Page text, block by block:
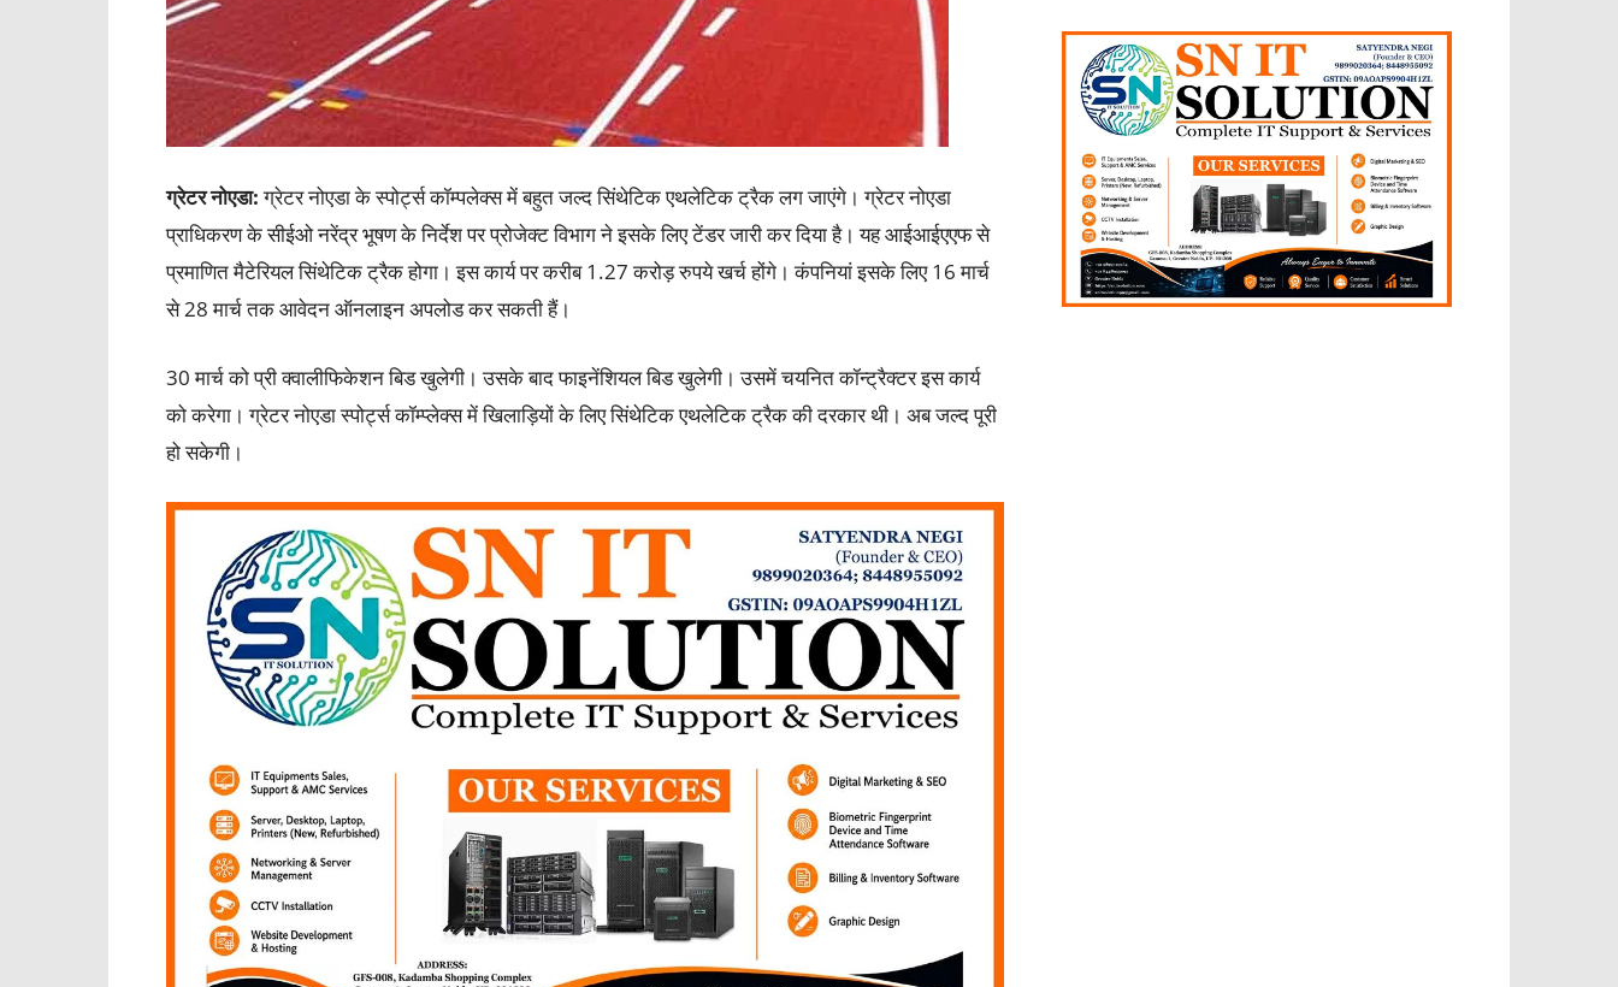
ग्रेटर नोएडा:ग्रेटर नोएडा के स्पोर्ट्स कॉम्पलेक्स में बहुत जल्द सिंथेटिक एथलेटिक ट्रैक लग जाएंगे। ग्रेटर नोएडा
प्राधिकरण के सीईओ नरेंद्र भूषण के निर्देश पर प्रोजेक्ट विभाग ने इसके लिए टेंडर जारी कर दिया है। यह आईआईएएफ से
प्रमाणित मैटेरियल सिंथेटिक ट्रैक होगा। इस कार्य पर करीब 1.27 करोड़ रुपये खर्च होंगे। कंपनियां इसके लिए 16 मार्च
से 28 मार्च तक आवेदन ऑनलाइन अपलोड कर सकती हैं।
30 मार्च को प्री क्वालीफिकेशन बिड खुलेगी। उसके बाद फाइनेंशियल बिड खुलेगी। उसमें चयनित कॉन्ट्रैक्टर इस कार्य
को करेगा। ग्रेटर नोएडा स्पोर्ट्स कॉम्प्लेक्स में खिलाड़ियों के लिए सिंथेटिक एथलेटिक ट्रैक की दरकार थी। अब जल्द पूरी
हो सकेगी।